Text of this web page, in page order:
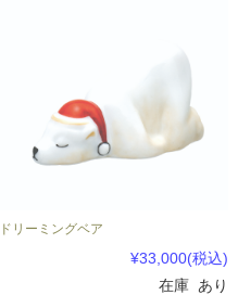
ドリーミングベア
¥33,000(税込)
在庫 あり